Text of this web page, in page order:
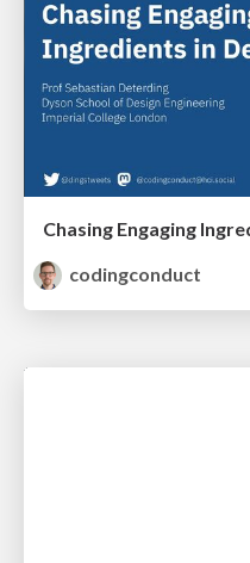
Chasing Engaging
codingconduct